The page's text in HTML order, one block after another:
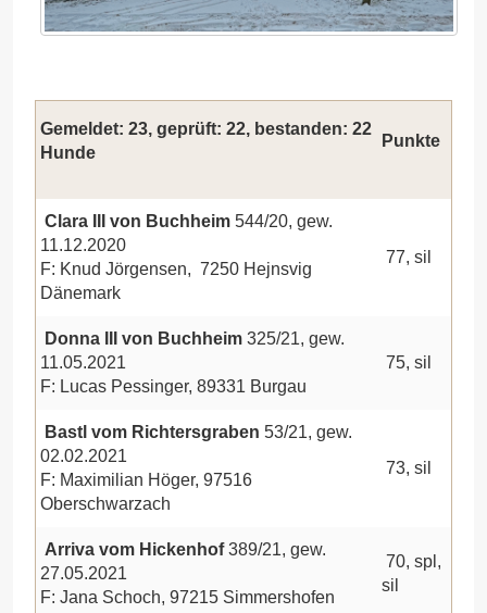
Gemeldet: 23, geprüft: 22, bestanden: 22
Hunde
Punkte
Clara III von Buchheim 544/20, gew.
11.12.2020
F: Knud Jörgensen, 7250 Hejnsvig
Dänemark
77, sil
Donna III von Buchheim 325/21, gew.
11.05.2021
F: Lucas Pessinger, 89331 Burgau
75, sil
Bastl vom Richtersgraben 53/21, gew.
02.02.2021
F: Maximilian Höger, 97516
Oberschwarzach
73, sil
Arriva vom Hickenhof389/21, gew.
27.05.2021
F: Jana Schoch, 97215 Simmershofen
70, spl,
sil